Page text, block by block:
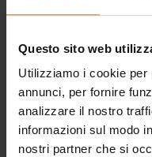
Questo sito web
Utilizziamo i cookie per
annunci, per fornire
analizzare il nostro
informazioni sul modo
nostri partner che si
Executive
Le nostre camere di